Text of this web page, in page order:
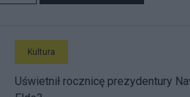
Kultura
Uświetnił rocznicę prezydentury